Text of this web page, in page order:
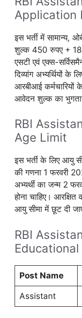
Application
इस भर्ती में सामान्य,
शुल्क 450 रुपए +
एसटी एवं एक्स-
दिव्यांग अभ्यर्थियों के
आरबीआई
आवेदन शुल्क का
RBI
Age Limit
इस भर्ती के लिए आयु
की गणना 1 फरवरी
अभ्यर्थी का जन्म 2
होना चाहिए।
आयु सीमा में छूट दी
RBI
Post Name
Assistant